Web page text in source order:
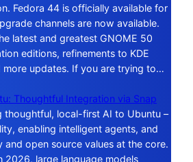
Fedora 44 is officially available for
channels are now available.
latest and greatest GNOME 50
editions, refinements to KDE
more updates. If you are trying to…
Thoughtful Integration via Snap
thoughtful, local-first AI to Ubuntu –
enabling intelligent agents, and
and open source values at the core.
2026, large language models